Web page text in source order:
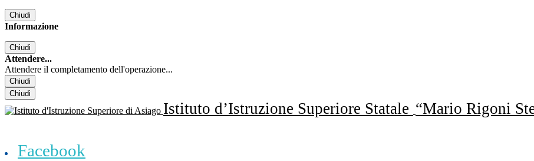
Chiudi
Informazione
Chiudi
Attendere...
Attendere il completamento dell'operazione...
Chiudi
Chiudi
Istituto d’Istruzione Superiore Statale “Mario Rigoni
Facebook